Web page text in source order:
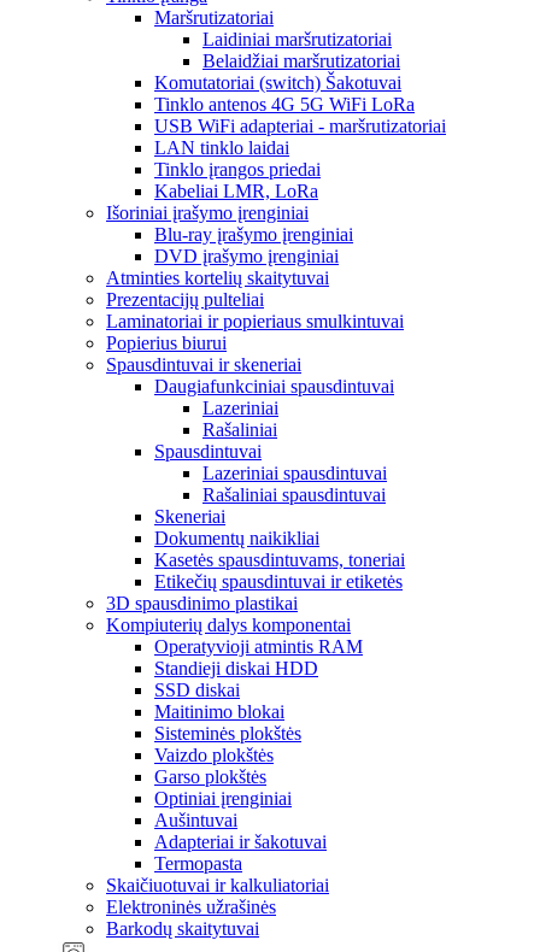
Maršrutizatoriai
Laidiniai maršrutizatoriai
Belaidžiai maršrutizatoriai
Komutatoriai (switch) Šakotuvai
Tinklo antenos 4G 5G WiFi LoRa
USB WiFi adapteriai - maršrutizatoriai
LAN tinklo laidai
Tinklo įrangos priedai
Kabeliai LMR, LoRa
Išoriniai įrašymo įrenginiai
Blu-ray įrašymo įrenginiai
DVD įrašymo įrenginiai
Atminties kortelių skaitytuvai
Prezentacijų pulteliai
Laminatoriai ir popieriaus smulkintuvai
Popierius biurui
Spausdintuvai ir skeneriai
Daugiafunkciniai spausdintuvai
Lazeriniai
Rašaliniai
Spausdintuvai
Lazeriniai spausdintuvai
Rašaliniai spausdintuvai
Skeneriai
Dokumentų naikikliai
Kasetės spausdintuvams, toneriai
Etikečių spausdintuvai ir etiketės
3D spausdinimo plastikai
Kompiuterių dalys komponentai
Operatyvioji atmintis RAM
Standieji diskai HDD
SSD diskai
Maitinimo blokai
Sisteminės plokštės
Vaizdo plokštės
Garso plokštės
Optiniai įrenginiai
Aušintuvai
Adapteriai ir šakotuvai
Termopasta
Skaičiuotuvai ir kalkuliatoriai
Elektroninės užrašinės
Barkodų skaitytuvai